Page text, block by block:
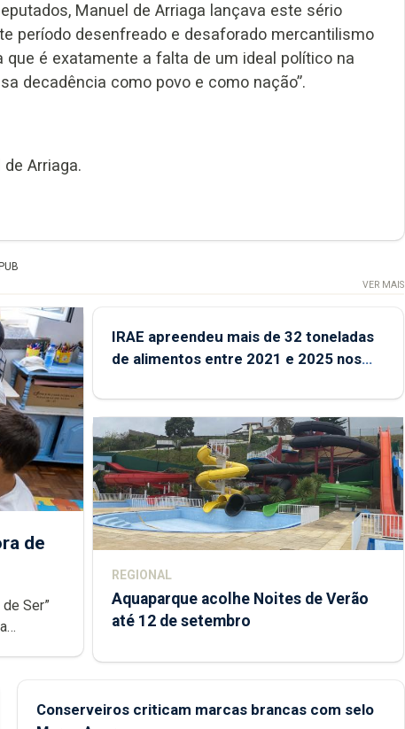
Manuel de Arriaga lançava este sério
período desenfreado e desaforado mercantilismo
é exatamente a falta de um ideal político na
decadência como povo e como nação”.
Arriaga.
PUB
VER MAIS
de
Ser”
IRAE apreendeu mais de 32 toneladas
de alimentos entre 2021 e 2025 nos
REGIONAL
Aquaparque acolhe Noites de Verão
até 12 de setembro
Conserveiros criticam marcas brancas com selo